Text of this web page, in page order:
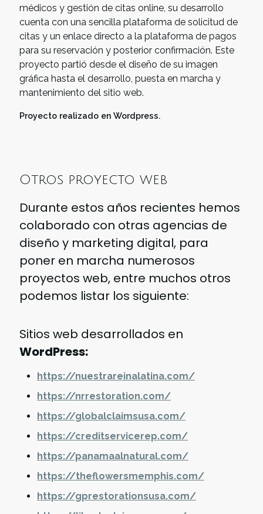
médicos y gestión de citas online, su desarrollo
cuenta con una sencilla plataforma de solicitud de
citas y un enlace directo a la plataforma de pagos
para su reservación y posterior confirmación. Este
proyecto partió desde el diseño de su imagen
gráfica hasta el desarrollo, puesta en marcha y
mantenimiento del sitio web.
Proyecto realizado en Wordpress.
Otros proyecto web
Durante estos años recientes hemos
colaborado con otras agencias de
diseño y marketing digital, para
poner en marcha numerosos
proyectos web, entre muchos otros
podemos listar los siguiente:
Sitios web desarrollados en
WordPress:
https://nuestrareinalatina.com/
https://nrrestoration.com/
https://globalclaimsusa.com/
https://creditservicerep.com/
https://panamaalnatural.com/
https://theflowersmemphis.com/
https://gprestorationsusa.com/